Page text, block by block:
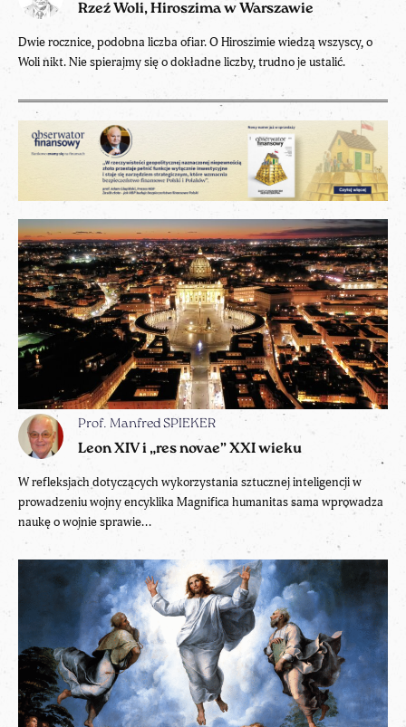
Rzeź Woli, Hiroszima w Warszawie
Dwie rocznice, podobna liczba ofiar. O Hiroszimie wiedzą wszyscy, o
Woli nikt. Nie spierajmy się o dokładne liczby, trudno je ustalić.
Prof. Manfred SPIEKER
Leon XIV i „res novae” XXI wieku
W refleksjach dotyczących wykorzystania sztucznej inteligencji w
prowadzeniu wojny encyklika Magnifica humanitas sama wprowadza
naukę o wojnie sprawie...